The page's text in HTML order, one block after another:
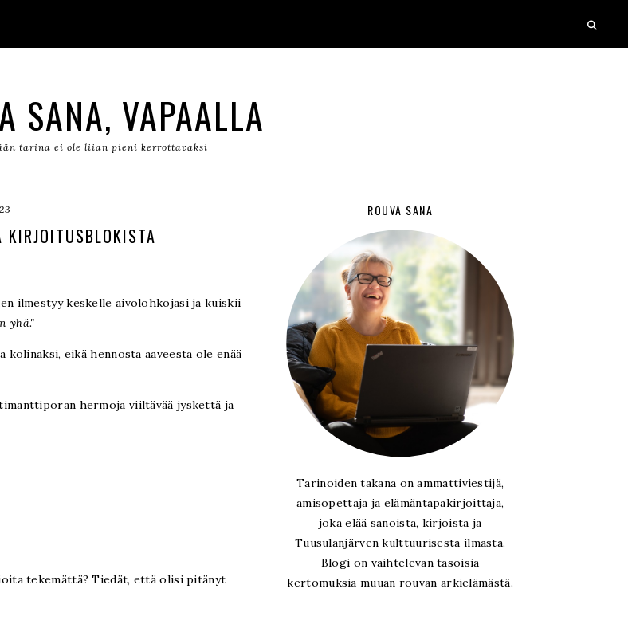
SANA, VAPAALLA
tarina ei ole liian pieni kerrottavaksi
KIRJOITUSBLOKISTA
ilmestyy keskelle aivolohkojasi ja kuiskii
yhä."
eikä hennosta aaveesta ole enää
hermoja viiltävää jyskettä ja
tekemättä? Tiedät, että olisi pitänyt
ROUVA SANA
Tarinoiden takana on ammattiviestijä,
amisopettaja ja elämäntapakirjoittaja,
joka elää sanoista, kirjoista ja
Tuusulanjärven kulttuurisesta ilmasta.
Blogi on vaihtelevan tasoisia
kertomuksia muuan rouvan arkielämästä.